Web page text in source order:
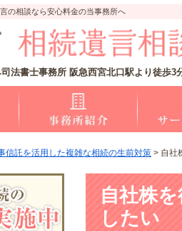
の相談なら安心料金の当事務所へ
法書士事務所 阪急西宮北口駅より徒歩3
信託を活用した複雑な相続の生前対策 > 自社
自社株
したい